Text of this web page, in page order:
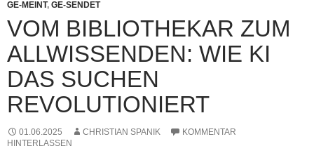
GE-MEINT, GE-SENDET
VOM BIBLIOTHEKAR ZUM
ALLWISSENDEN: WIE KI
DAS SUCHEN
REVOLUTIONIERT
01.06.2025 CHRISTIAN SPANIK
KOMMENTAR
HINTERLASSEN